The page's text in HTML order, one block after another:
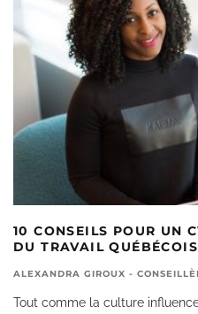
10 CONSEILS POUR UN
DU TRAVAIL QUÉBÉCOIS
ALEXANDRA GIROUX -
Tout comme la culture